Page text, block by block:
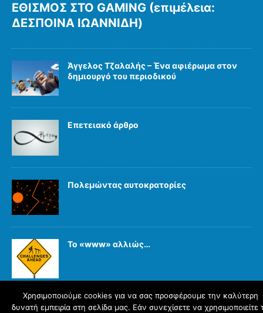
ΕΘΙΣΜΟΣ ΣΤΟ GAMING (επιμέλεια:
ΔΕΣΠΟΙΝΑ ΙΩΑΝΝΙΔΗ)
Άγγελος Τζαλαλής – Ένα αφιέρωμα στον
δημιουργό του περιοδικού
Επετειακό άρθρο
Πολεμώντας αυτοκρατορίες
Το «www» αλλιώς…
Χρησιμοποιούμε cookies για να σας προσφέρουμε την καλύτερη
δυνατή εμπειρία στη σελίδα μας. Εάν συνεχίσετε να χρησιμοποιείτε